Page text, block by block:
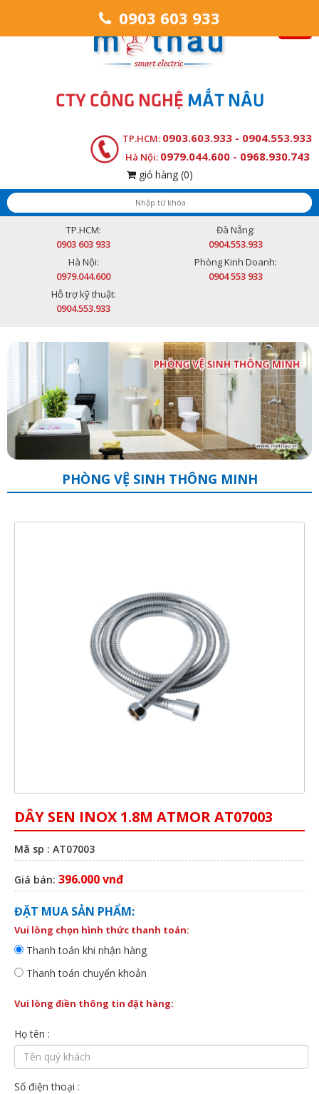
CTY CÔNG NGHỆ MẮT NÂU
TP.HCM: 0903.603.933 - 0904.553.933
Hà Nội: 0979.044.600 - 0968.930.743
giỏ hàng (0)
TP.HCM:
0903 603 933
Đà Nẵng:
0904.553.933
Hà Nội:
0979.044.600
Phòng Kinh Doanh:
0904 553 933
Hỗ trợ kỹ thuật:
0904.553.933
PHÒNG VỆ SINH THÔNG MINH
DÂY SEN INOX 1.8M ATMOR AT07003
Mã sp : AT07003
Giá bán: 396.000 vnđ
ĐẶT MUA SẢN PHẨM:
Vui lòng chọn hình thức thanh toán:
Thanh toán khi nhận hàng
Thanh toán chuyển khoản
Vui lòng điền thông tin đặt hàng:
Họ tên :
Số điện thoại :
0903 603 933